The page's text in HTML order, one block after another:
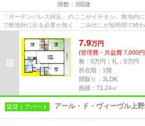
階数：3階建
「ガーデンパレス緑丘」のここがイチオシ。敷地内
で敷地外に出る必要が無く、ごみ出しが短時間で終
7.9万円
(管理費・共益費 7,000
敷：0万円｜礼：0万円
所在階：1階
間取り：3LDK
面積：71.24㎡
賃貸｜アパート アール・ド・ヴィーヴル上